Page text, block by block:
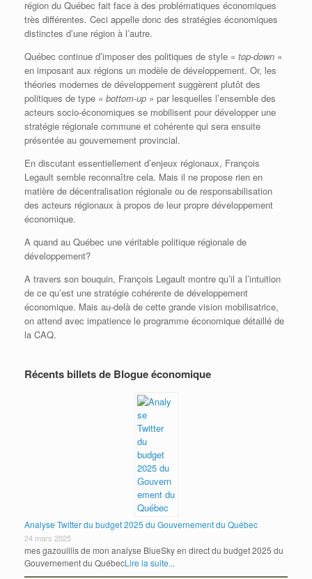
région du Québec fait face à des problématiques économiques
très différentes. Ceci appelle donc des stratégies économiques
distinctes d’une région à l’autre.
Québec continue d’imposer des politiques de style « top-down »
en imposant aux régions un modèle de développement. Or, les
théories modernes de développement suggèrent plutôt des
politiques de type « bottom-up » par lesquelles l’ensemble des
acteurs socio-économiques se mobilisent pour développer une
stratégie régionale commune et cohérente qui sera ensuite
présentée au gouvernement provincial.
En discutant essentiellement d’enjeux régionaux, François
Legault semble reconnaître cela. Mais il ne propose rien en
matière de décentralisation régionale ou de responsabilisation
des acteurs régionaux à propos de leur propre développement
économique.
A quand au Québec une véritable politique régionale de
développement?
A travers son bouquin, François Legault montre qu’il a l’intuition
de ce qu’est une stratégie cohérente de développement
économique. Mais au-delà de cette grande vision mobilisatrice,
on attend avec impatience le programme économique détaillé de
la CAQ.
Récents billets de Blogue économique
Analyse Twitter du budget 2025 du Gouvernement du Québec
24 mars 2025
mes gazouillis de mon analyse BlueSky en direct du budget 2025 du
Gouvernement du QuébecLire la suite...